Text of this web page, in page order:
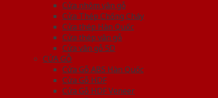
Cửa nhôm vân gỗ
Cửa Thép Chống Cháy
Cửa thép Hàn Quốc
Cửa thép vân gỗ
Cửa vân gỗ 5D
CỬA GỖ
Cửa Gỗ ABS Hàn Quốc
Cửa Gỗ HDF
Cửa Gỗ HDF Veneer